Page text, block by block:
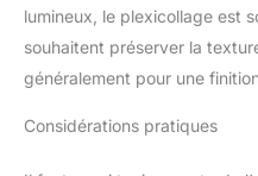
lumineux, le plexicollage est
souhaitent préserver la
généralement pour une
Considérations pratiques